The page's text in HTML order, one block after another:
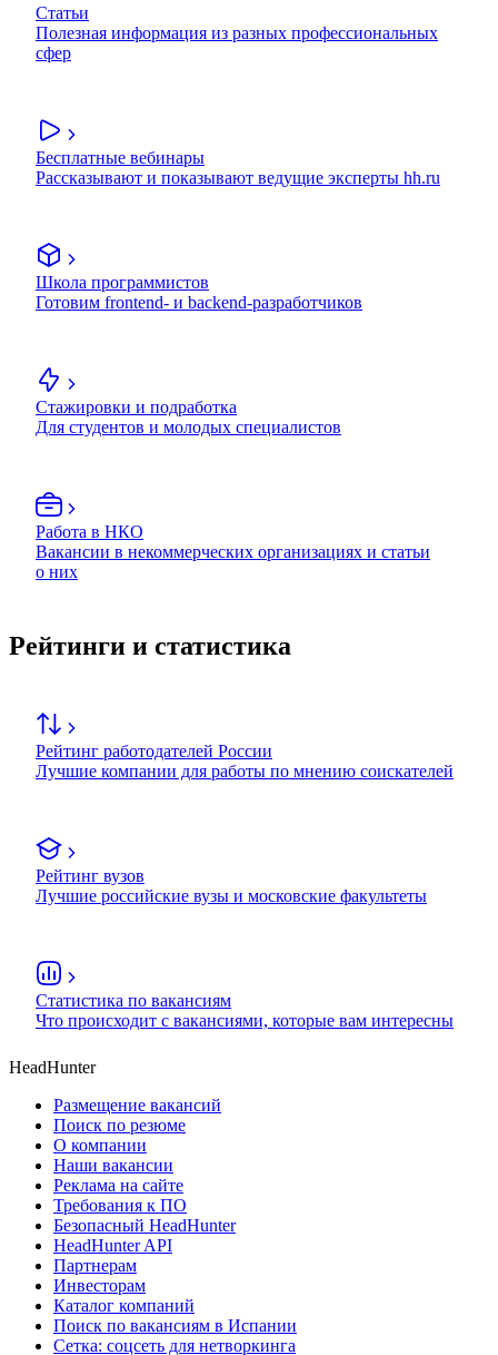
Статьи
Полезная информация из разных профессиональных
сфер
Бесплатные вебинары
Рассказывают и показывают ведущие эксперты hh.ru
Школа программистов
Готовим frontend- и backend-разработчиков
Стажировки и подработка
Для студентов и молодых специалистов
Работа в НКО
Вакансии в некоммерческих организациях и статьи
о них
Рейтинги и статистика
Рейтинг работодателей России
Лучшие компании для работы по мнению соискателей
Рейтинг вузов
Лучшие российские вузы и московские факультеты
Статистика по вакансиям
Что происходит с вакансиями, которые вам интересны
HeadHunter
Размещение вакансий
Поиск по резюме
О компании
Наши вакансии
Реклама на сайте
Требования к ПО
Безопасный HeadHunter
HeadHunter API
Партнерам
Инвесторам
Каталог компаний
Поиск по вакансиям в Испании
Сетка: соцсеть для нетворкинга